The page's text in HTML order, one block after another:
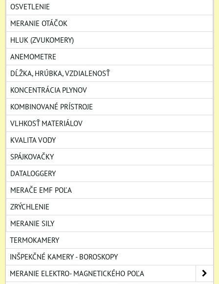
OSVETLENIE
MERANIE OTÁČOK
HLUK (ZVUKOMERY)
ANEMOMETRE
DĹŽKA, HRÚBKA, VZDIALENOSŤ
KONCENTRÁCIA PLYNOV
KOMBINOVANÉ PRÍSTROJE
VLHKOSŤ MATERIÁLOV
KVALITA VODY
SPÁJKOVAČKY
DATALOGGERY
MERAČE EMF POĽA
ZRÝCHLENIE
MERANIE SILY
TERMOKAMERY
INŠPEKČNÉ KAMERY - BOROSKOPY
MERANIE ELEKTRO- MAGNETICKÉHO POĽA